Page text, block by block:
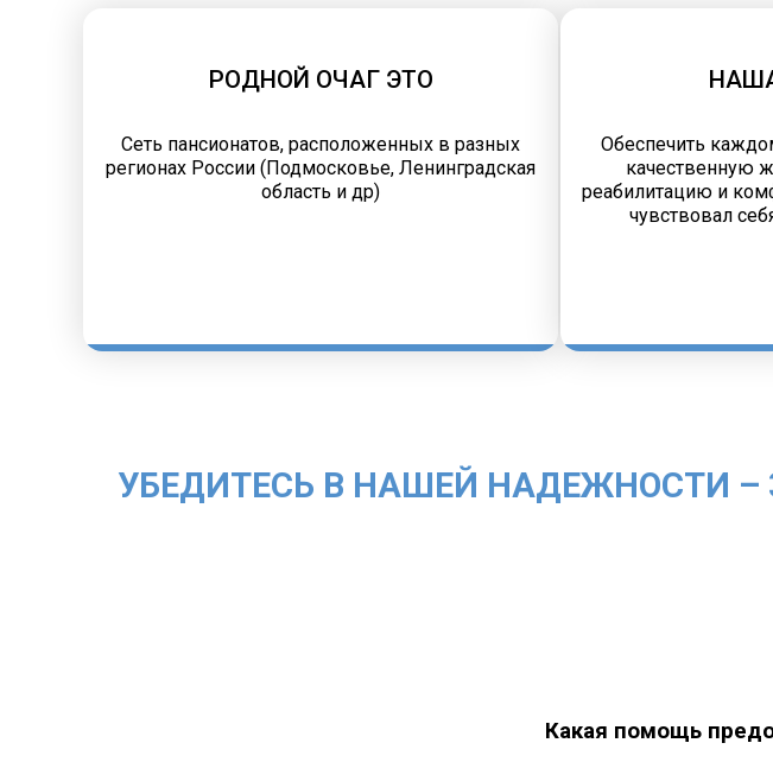
РОДНОЙ ОЧАГ ЭТО
Сеть пансионатов, расположенных в разных
регионах России (Подмосковье, Ленинградская
область и др)
Обеспечить
качественную
реабилитацию и
чувствовал
УБЕДИТЕСЬ В НАШЕЙ НАДЕЖНОСТИ
Какая помощь